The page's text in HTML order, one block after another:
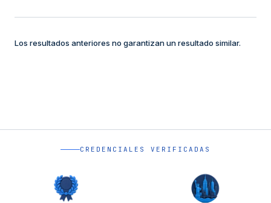
Los resultados anteriores no garantizan un resultado similar.
CREDENCIALES VERIFICADAS